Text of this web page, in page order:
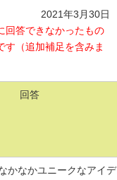
2021年3月30日
回答できなかったもの
す（追加補足を含みま
回答
かなかユニークなアイ